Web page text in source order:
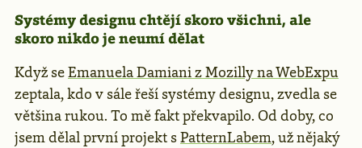
Systémy designu chtějí skoro všichni, ale
skoro nikdo je neumí dělat
Když seEmanuela Damiani z Mozilly na WebExpu
zeptala, kdo v sále řeší systémy designu, zvedla se
většina rukou. To mě fakt překvapilo. Od doby, co
jsem dělal první projekt sPatternLabem, už nějaký